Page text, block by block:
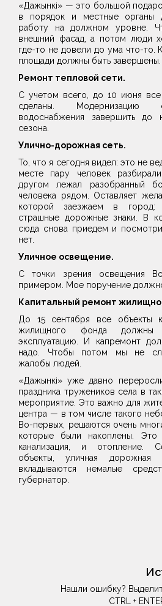
«Дажынкi» — это большой
в порядок и местные органы
работу на должном уровне.
внешний фасад, а потом люди
где-то не довели до ума что-то.
площади должны быть завершены.
Ремонт тепловой сети.
С учетом всего, до 10 июня
сделаны. Модернизацию
водоснабжения завершить до
сезона.
Улично-дорожная сеть.
То, что я сегодня видел: это не
месте пару человек
другом лежал разобранный
человека рядом. Оставляет
которой заезжаем в город:
страшные дорожные знаки. В
сюда снова приедем и
нет.
Уличное освещение.
С точки зрения освещения
примером. Мое поручение
Капитальный ремонт
До 15 сентября все объекты
жилищного фонда
эксплуатацию. И капремонт
надо. Чтобы потом мы не
жалобы людей.
«Дажынкi» уже давно
праздника тружеников села в
мероприятие. Это важно для
центра — в том числе такого
Во-первых, решаются очень
которые были накоплены.
канализация, и отопление.
объекты, уличная
вкладываются немалые
губернатор.
Нашли ошибку?
CTRL +